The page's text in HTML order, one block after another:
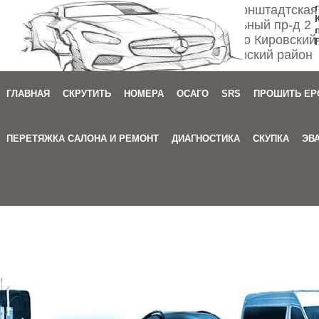
Спб ул.
Мебельный пр-д 2
м. Автово
Приморский район
ГЛАВНАЯ СКРУТИТЬ НОМЕРА ОСАГО SRS ПРОШИТЬ
ПЕРЕТЯЖКА САЛОНА И РЕМОНТ ДИАГНОСТИКА СКУПКА